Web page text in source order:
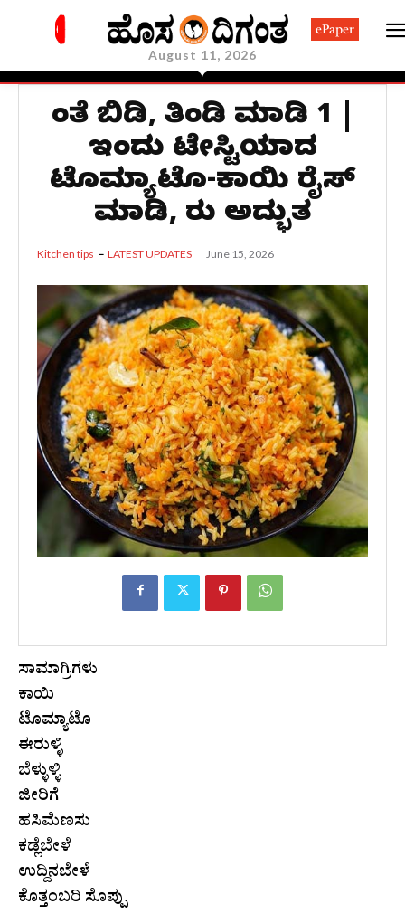
August 11, 2026
ePaper
ಚಿಂತೆ ಬಿಡಿ, ತಿಂಡಿ ಮಾಡಿ 1 |
ಇಂದು ಟೇಸ್ಟಿಯಾದ
ಟೊಮ್ಯಾಟೊ-ಕಾಯಿ ರೈಸ್‌
ಮಾಡಿ, ರುಚಿ ಅದ್ಭುತ
Kitchen tips LATEST UPDATES June 15, 2026
ಸಾಮಾಗ್ರಿಗಳು
ಕಾಯಿ
ಟೊಮ್ಯಾಟೊ
ಈರುಳ್ಳಿ
ಬೆಳ್ಳುಳ್ಳಿ
ಜೀರಿಗೆ
ಹಸಿಮೆಣಸು
ಕಡ್ಲೆಬೇಳೆ
ಉದ್ದಿನಬೇಳೆ
ಕೊತ್ತಂಬರಿ ಸೊಪ್ಪು